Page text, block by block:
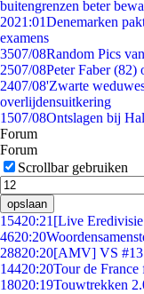
buitengrenzen beter
2021:01Denemarken
examens
3507/08Random Pics
2507/08Peter Faber (82)
2407/08'Zwarte
overlijdensuitkering
1507/08Ontslagen bij
Forum
Forum
Scrollbar gebruiken
opslaan
15420:21 [Live
4620:20
28820:20[AMV] VS
14420:20Tour de
18020:19Touwtrekken